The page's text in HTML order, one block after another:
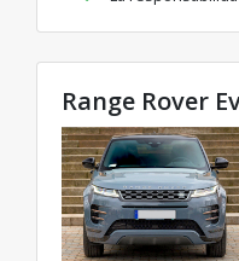
Range Rover